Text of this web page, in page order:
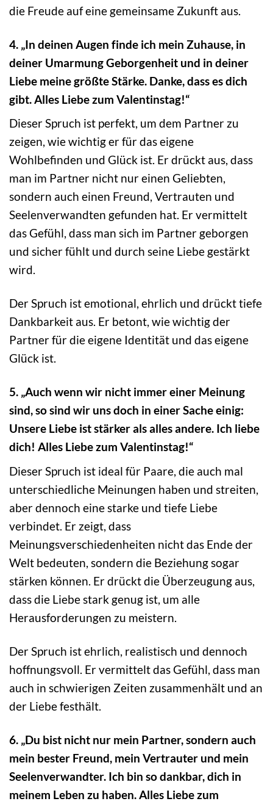
die Freude auf eine gemeinsame Zukunft aus.
4. „In deinen Augen finde ich mein Zuhause, in
deiner Umarmung Geborgenheit und in deiner
Liebe meine größte Stärke. Danke, dass es dich
gibt. Alles Liebe zum Valentinstag!“
Dieser Spruch ist perfekt, um dem Partner zu
zeigen, wie wichtig er für das eigene
Wohlbefinden und Glück ist. Er drückt aus, dass
man im Partner nicht nur einen Geliebten,
sondern auch einen Freund, Vertrauten und
Seelenverwandten gefunden hat. Er vermittelt
das Gefühl, dass man sich im Partner geborgen
und sicher fühlt und durch seine Liebe gestärkt
wird.
Der Spruch ist emotional, ehrlich und drückt tiefe
Dankbarkeit aus. Er betont, wie wichtig der
Partner für die eigene Identität und das eigene
Glück ist.
5. „Auch wenn wir nicht immer einer Meinung
sind, so sind wir uns doch in einer Sache einig:
Unsere Liebe ist stärker als alles andere. Ich liebe
dich! Alles Liebe zum Valentinstag!“
Dieser Spruch ist ideal für Paare, die auch mal
unterschiedliche Meinungen haben und streiten,
aber dennoch eine starke und tiefe Liebe
verbindet. Er zeigt, dass
Meinungsverschiedenheiten nicht das Ende der
Welt bedeuten, sondern die Beziehung sogar
stärken können. Er drückt die Überzeugung aus,
dass die Liebe stark genug ist, um alle
Herausforderungen zu meistern.
Der Spruch ist ehrlich, realistisch und dennoch
hoffnungsvoll. Er vermittelt das Gefühl, dass man
auch in schwierigen Zeiten zusammenhält und an
der Liebe festhält.
6. „Du bist nicht nur mein Partner, sondern auch
mein bester Freund, mein Vertrauter und mein
Seelenverwandter. Ich bin so dankbar, dich in
meinem Leben zu haben. Alles Liebe zum